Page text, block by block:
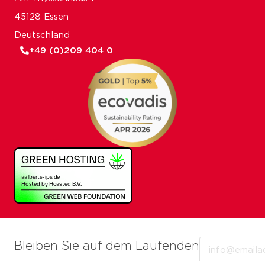
Bleiben Sie auf dem Laufenden
45128 Essen
Deutschland
+49 (0)209 404 0